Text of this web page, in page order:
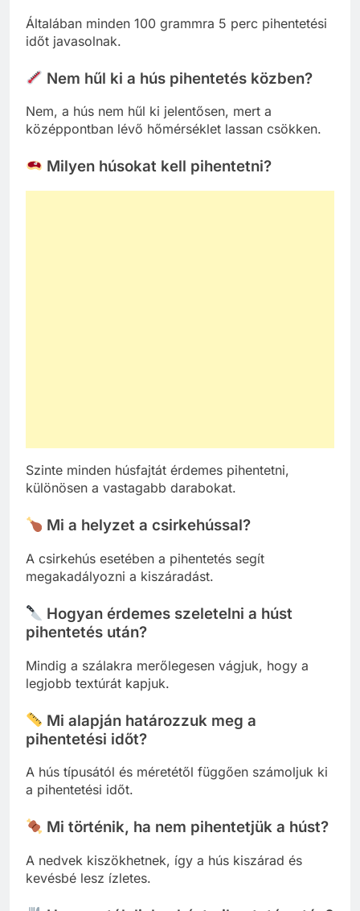
Általában minden 100 grammra 5 perc pihentetési
időt javasolnak.
Nem hűl ki a hús pihentetés közben?
Nem, a hús nem hűl ki jelentősen, mert a
középpontban lévő hőmérséklet lassan csökken.
Milyen húsokat kell pihentetni?
Szinte minden húsfajtát érdemes pihentetni,
különösen a vastagabb darabokat.
Mi a helyzet a csirkehússal?
A csirkehús esetében a pihentetés segít
megakadályozni a kiszáradást.
Hogyan érdemes szeletelni a húst
pihentetés után?
Mindig a szálakra merőlegesen vágjuk, hogy a
legjobb textúrát kapjuk.
Mi alapján határozzuk meg a
pihentetési időt?
A hús típusától és méretétől függően számoljuk ki
a pihentetési időt.
Mi történik, ha nem pihentetjük a húst?
A nedvek kiszökhetnek, így a hús kiszárad és
kevésbé lesz ízletes.